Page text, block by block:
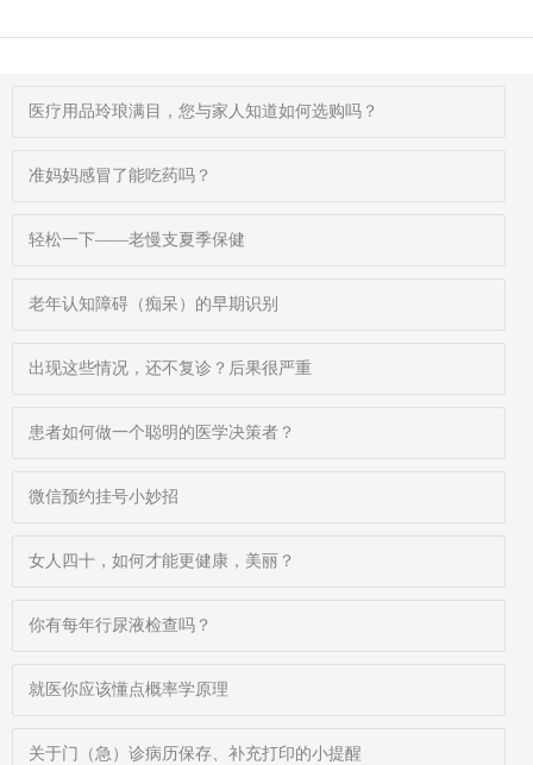
医疗用品玲琅满目，您与家人知道如何选购吗？
准妈妈感冒了能吃药吗？
轻松一下——老慢支夏季保健
老年认知障碍（痴呆）的早期识别
出现这些情况，还不复诊？后果很严重
患者如何做一个聪明的医学决策者？
微信预约挂号小妙招
女人四十，如何才能更健康，美丽？
你有每年行尿液检查吗？
就医你应该懂点概率学原理
关于门（急）诊病历保存、补充打印的小提醒